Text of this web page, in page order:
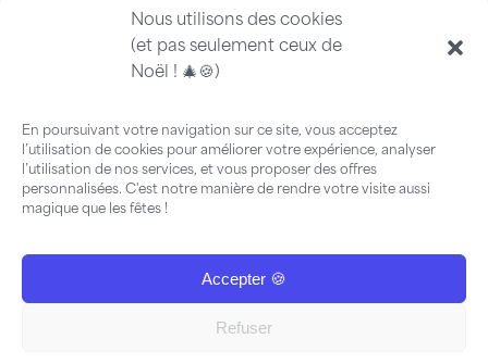
Nous utilisons des cookies
(et pas seulement ceux de
Noël ! 🎄🍪)
En poursuivant votre navigation sur ce site, vous acceptez
l’utilisation de cookies pour améliorer votre expérience, analyser
l’utilisation de nos services, et vous proposer des offres
personnalisées. C'est notre manière de rendre votre visite aussi
magique que les fêtes !
Accepter 🍪
Refuser
FAQ-Guide
©2026 ILLUMINATIONS SERVICES